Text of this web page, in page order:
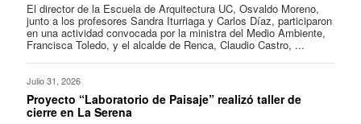
El director de la Escuela de Arquitectura UC, Osvaldo Moreno,
junto a los profesores Sandra Iturriaga y Carlos Díaz, participaron
en una actividad convocada por la ministra del Medio Ambiente,
Francisca Toledo, y el alcalde de Renca, Claudio Castro, ...
Julio 31, 2026
Proyecto “Laboratorio de Paisaje” realizó taller de
cierre en La Serena